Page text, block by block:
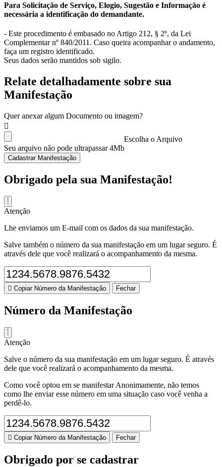
Para Solicitação de Serviço, Elogio, Sugestão e Informação é
necessária a identificação do demandante.
- Este procedimento é embasado no Artigo 212, § 2º, da Lei
Complementar nº 840/2011. Caso queira acompanhar o andamento,
faça um registro identificado.
Seus dados serão mantidos sob sigilo.
Relate detalhadamente sobre sua
Manifestação
Quer anexar algum Documento ou imagem?
Escolha o Arquivo
Seu arquivo não pode ultrapassar 4Mb
Cadastrar Manifestação
Obrigado pela sua Manifestação!
Atenção
Lhe enviamos um E-mail com os dados da sua manifestação.
Salve também o número da sua manifestação em um lugar seguro. É
através dele que você realizará o acompanhamento da mesma.
Copiar Número da Manifestação Fechar
Número da Manifestação
Atenção
Salve o número da sua manifestação em um lugar seguro. É através
dele que você realizará o acompanhamento da mesma.
Como você optou em se manifestar Anonimamente, não temos
como lhe enviar esse número em uma situação caso você venha a
perdê-lo.
Copiar Número da Manifestação Fechar
Obrigado por se cadastrar